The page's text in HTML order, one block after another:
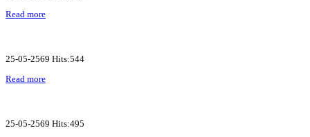
Read more
25-05-2569 Hits:544
Read more
25-05-2569 Hits:495